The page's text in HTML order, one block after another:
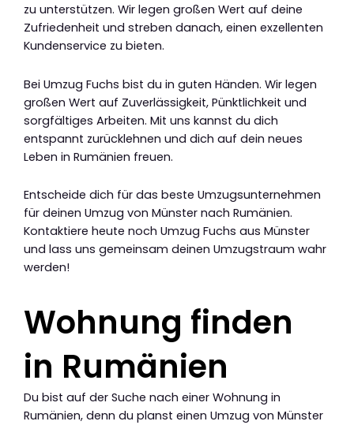
zu unterstützen. Wir legen großen Wert auf deine
Zufriedenheit und streben danach, einen exzellenten
Kundenservice zu bieten.
Bei Umzug Fuchs bist du in guten Händen. Wir legen
großen Wert auf Zuverlässigkeit, Pünktlichkeit und
sorgfältiges Arbeiten. Mit uns kannst du dich
entspannt zurücklehnen und dich auf dein neues
Leben in Rumänien freuen.
Entscheide dich für das beste Umzugsunternehmen
für deinen Umzug von Münster nach Rumänien.
Kontaktiere heute noch Umzug Fuchs aus Münster
und lass uns gemeinsam deinen Umzugstraum wahr
werden!
Wohnung finden
in Rumänien
Du bist auf der Suche nach einer Wohnung in
Rumänien, denn du planst einen Umzug von Münster